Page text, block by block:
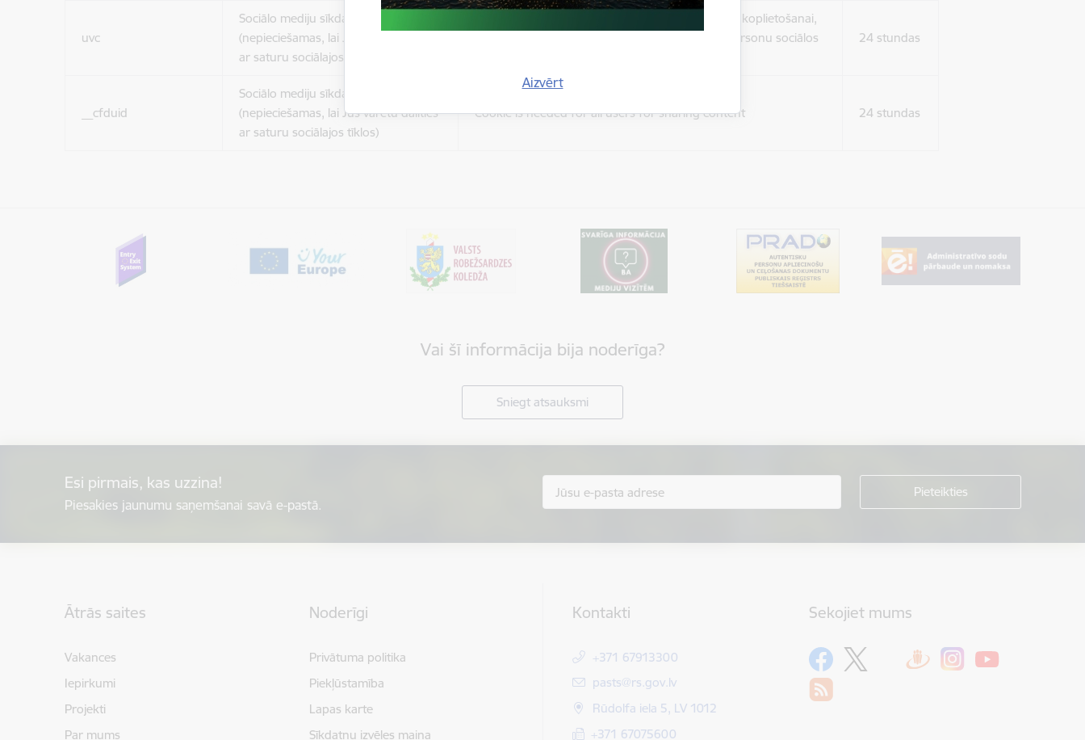
Aizvērt
uvc
Sociālo mediju sīkdatnes
(nepieciešamas, lai Jūs varētu dalīties
ar saturu sociālajos tīklos)
Šīs sīkdatnes ir paredzētas tādu vietņu un satura koplietošanai,
kas jūs interesē mūsu vietnē, izmantojot trešo personu sociālos
24 stundas
__cfduid
Sociālo mediju sīkdatnes
(nepieciešamas, lai Jūs varētu dalīties
ar saturu sociālajos tīklos)
Cookie is needed for all users for sharing content 24 stundas
Vai šī informācija bija noderīga?
Sniegt atsauksmi
Esi pirmais, kas uzzina!
Piesakies jaunumu saņemšanai savā e-pastā.
Ātrās saites
Vakances
Iepirkumi
Projekti
Par mums
Noderīgi
Privātuma politika
Piekļūstamība
Lapas karte
Sīkdatņu izvēles maiņa
Kontakti
+371 67913300
E-pasts:
pasts@rs.gov.lv
Rūdolfa iela 5, LV 1012
+371 67075600
Sekojiet mums